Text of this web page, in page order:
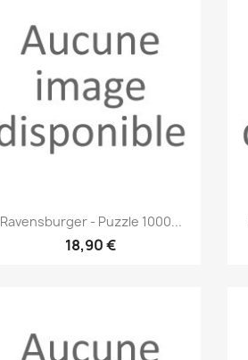
Aperçu rapide
Ravensburger - Puzzle 1000...
18,90 €